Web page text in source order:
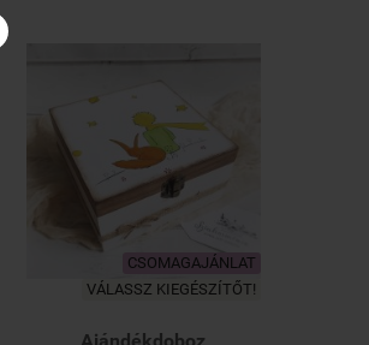
CSOMAGAJÁNLAT
VÁLASSZ KIEGÉSZÍTŐT!
Ajándékdoboz